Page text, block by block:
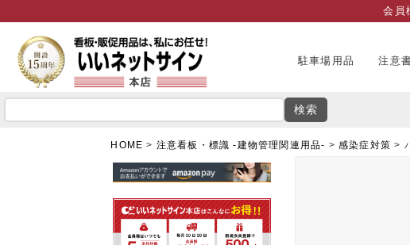
会員
駐車場用品 注意
検索
HOME 注意看板・標識 -建物管理関連用品- 感染症対策